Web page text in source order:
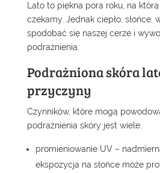
Lato to piękna pora roku, na
czekamy. Jednak ciepło, słońce,
spodobać się naszej cerze i
podrażnienia.
Podrażniona skóra
przyczyny
Czynników, które mogą
podrażnienia skóry jest wiele:
promieniowanie UV –
ekspozycja na słońce może